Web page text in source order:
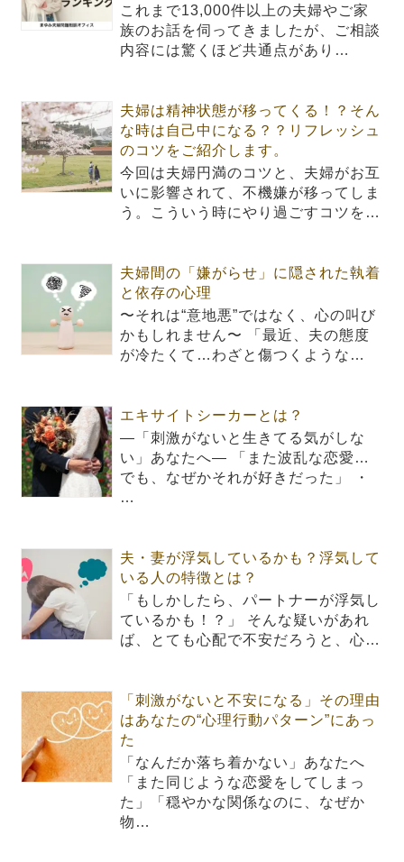
これまで13,000件以上の夫婦やご家
族のお話を伺ってきましたが、ご相談
内容には驚くほど共通点があり…
夫婦は精神状態が移ってくる！？そん
な時は自己中になる？？リフレッシュ
のコツをご紹介します。
今回は夫婦円満のコツと、夫婦がお互
いに影響されて、不機嫌が移ってしま
う。こういう時にやり過ごすコツを…
夫婦間の「嫌がらせ」に隠された執着
と依存の心理
〜それは“意地悪”ではなく、心の叫び
かもしれません〜 「最近、夫の態度
が冷たくて…わざと傷つくような…
エキサイトシーカーとは？
―「刺激がないと生きてる気がしな
い」あなたへ― 「また波乱な恋愛…
でも、なぜかそれが好きだった」 ・
…
夫・妻が浮気しているかも？浮気して
いる人の特徴とは？
「もしかしたら、パートナーが浮気し
ているかも！？」 そんな疑いがあれ
ば、とても心配で不安だろうと、心…
「刺激がないと不安になる」その理由
はあなたの“心理行動パターン”にあっ
た
「なんだか落ち着かない」あなたへ
「また同じような恋愛をしてしまっ
た」「穏やかな関係なのに、なぜか
物…